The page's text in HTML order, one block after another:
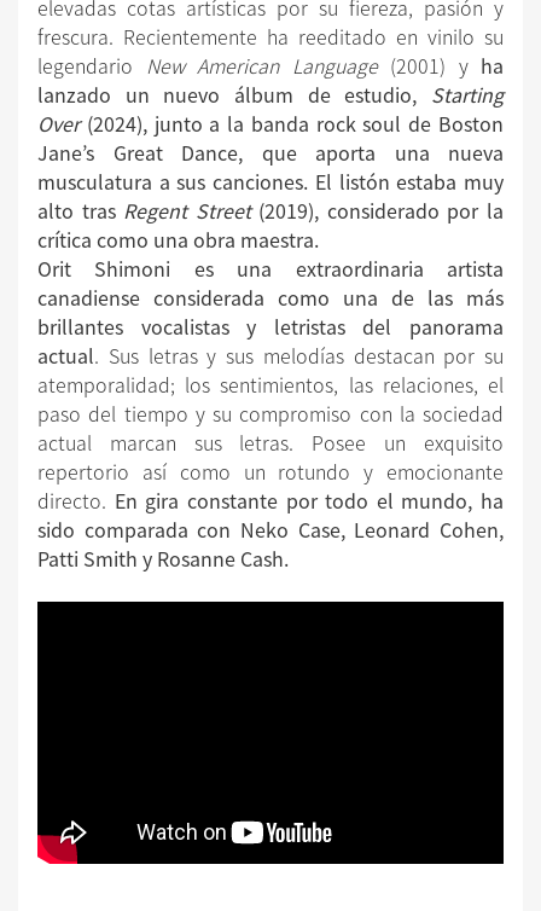
elevadas cotas artísticas por su fiereza, pasión y
frescura. Recientemente ha reeditado en vinilo su
legendario New American Language(2001) y ha
lanzado un nuevo álbum de estudio, Starting
Over(2024), junto a la banda rock soul de Boston
Jane’s Great Dance, que aporta una nueva
musculatura a sus canciones. El listón estaba muy
alto tras Regent Street(2019), considerado por la
crítica como una obra maestra.
Orit Shimoni es una extraordinaria artista
canadiense considerada como una de las más
brillantes vocalistas y letristas del panorama
actual. Sus letras y sus melodías destacan por su
atemporalidad; los sentimientos, las relaciones, el
paso del tiempo y su compromiso con la sociedad
actual marcan sus letras. Posee un exquisito
repertorio así como un rotundo y emocionante
directo. En gira constante por todo el mundo, ha
sido comparada con Neko Case, Leonard Cohen,
Patti Smith y Rosanne Cash.